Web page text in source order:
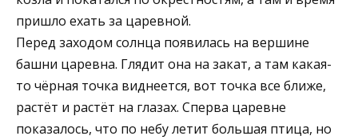
пришло ехать за царевной.
Перед заходом солнца появилась на вершине
башни царевна. Глядит она на закат, а там какая-
то чёрная точка виднеется, вот точка все ближе,
растёт и растёт на глазах. Сперва царевне
показалось, что по небу летит большая птица, но